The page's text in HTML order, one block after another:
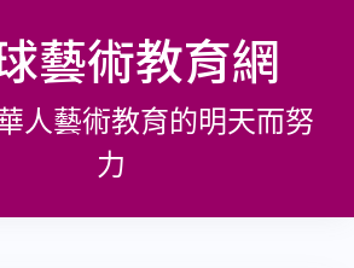
藝術教育網
人藝術教育的明天而努
力